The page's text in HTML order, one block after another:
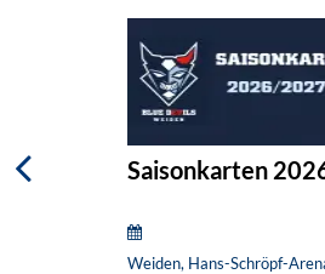
Saisonkarten
Weiden, Hans-Schröpf-